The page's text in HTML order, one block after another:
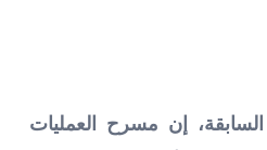
إن مسرح العمليات